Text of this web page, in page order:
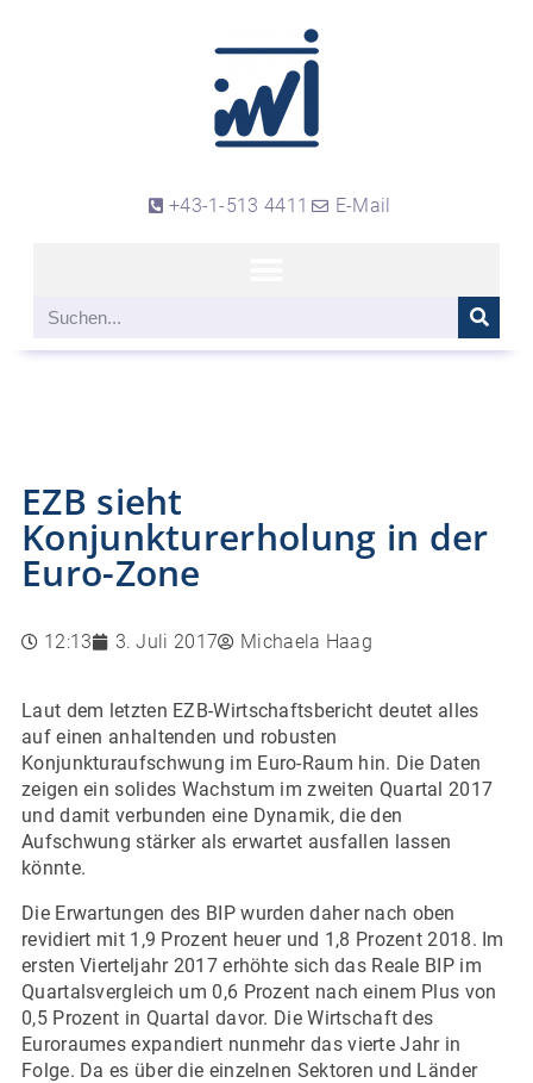
+43-1-513 4411 E-Mail
EZB sieht
Konjunkturerholung in der
Euro-Zone
12:13 3. Juli 2017 Michaela Haag
Laut dem letzten EZB-Wirtschaftsbericht deutet alles
auf einen anhaltenden und robusten
Konjunkturaufschwung im Euro-Raum hin. Die Daten
zeigen ein solides Wachstum im zweiten Quartal 2017
und damit verbunden eine Dynamik, die den
Aufschwung stärker als erwartet ausfallen lassen
könnte.
Die Erwartungen des BIP wurden daher nach oben
revidiert mit 1,9 Prozent heuer und 1,8 Prozent 2018. Im
ersten Vierteljahr 2017 erhöhte sich das Reale BIP im
Quartalsvergleich um 0,6 Prozent nach einem Plus von
0,5 Prozent in Quartal davor. Die Wirtschaft des
Euroraumes expandiert nunmehr das vierte Jahr in
Folge. Da es über die einzelnen Sektoren und Länder